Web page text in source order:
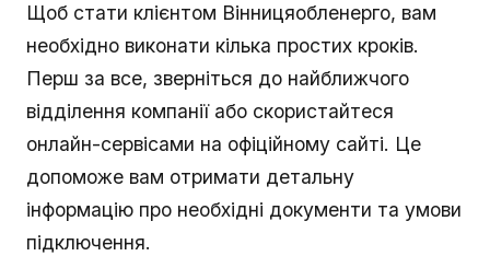
Щоб стати клієнтом Вінницяобленерго, вам
необхідно виконати кілька простих кроків.
Перш за все, зверніться до найближчого
відділення компанії або скористайтеся
онлайн-сервісами на офіційному сайті. Це
допоможе вам отримати детальну
інформацію про необхідні документи та умови
підключення.